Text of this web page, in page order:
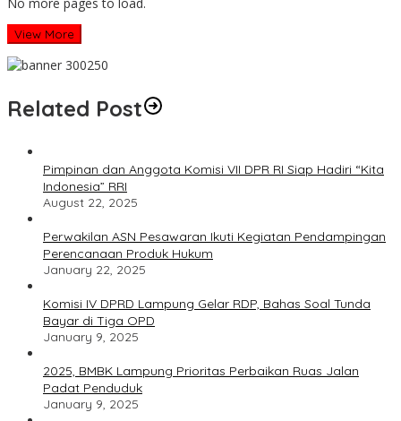
View More
Related Post
Pimpinan dan Anggota Komisi VII DPR RI Siap Hadiri “Kita
Indonesia” RRI
August 22, 2025
Perwakilan ASN Pesawaran Ikuti Kegiatan Pendampingan
Perencanaan Produk Hukum
January 22, 2025
Komisi IV DPRD Lampung Gelar RDP, Bahas Soal Tunda
Bayar di Tiga OPD
January 9, 2025
2025, BMBK Lampung Prioritas Perbaikan Ruas Jalan
Padat Penduduk
January 9, 2025